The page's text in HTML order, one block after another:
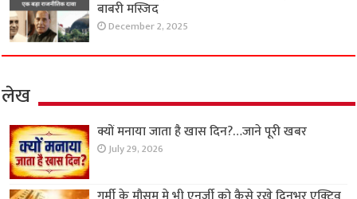
बाबरी मस्जिद
December 2, 2025
लेख
क्यों मनाया जाता है खास दिन?…जाने पूरी खबर
July 29, 2026